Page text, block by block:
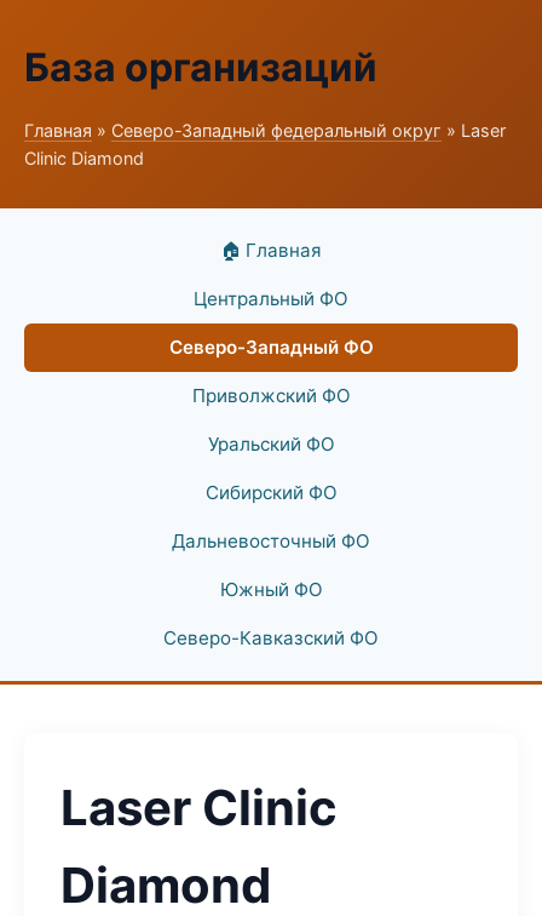
База организаций
Главная » Северо-Западный федеральный округ » Laser
Clinic Diamond
🏠 Главная
Центральный ФО
Северо-Западный ФО
Приволжский ФО
Уральский ФО
Сибирский ФО
Дальневосточный ФО
Южный ФО
Северо-Кавказский ФО
Laser Clinic
Diamond